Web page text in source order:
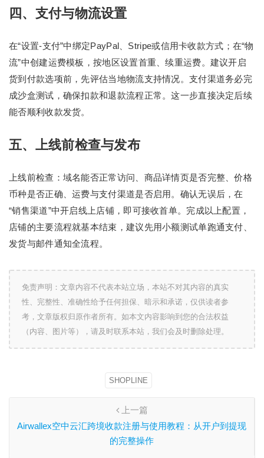
四、支付与物流设置
在“设置-支付”中绑定PayPal、Stripe或信用卡收款方式；在“物
流”中创建运费模板，按地区设置首重、续重运费。建议开启
货到付款选项前，先评估当地物流支持情况。支付渠道务必完
成沙盒测试，确保扣款和退款流程正常。这一步直接决定后续
能否顺利收款发货。
五、上线前检查与发布
上线前检查：域名能否正常访问、商品详情页是否完整、价格
币种是否正确、运费与支付渠道是否启用。确认无误后，在
“销售渠道”中开启线上店铺，即可接收首单。完成以上配置，
店铺的主要流程就基本结束，建议先用小额测试单跑通支付、
发货与邮件通知全流程。
免责声明：文章内容不代表本站立场，本站不对其内容的真实
性、完整性、准确性给予任何担保、暗示和承诺，仅供读者参
考，文章版权归原作者所有。如本文内容影响到您的合法权益
（内容、图片等），请及时联系本站，我们会及时删除处理。
SHOPLINE
上一篇
Airwallex空中云汇跨境收款注册与使用教程：从开户到提现
的完整操作